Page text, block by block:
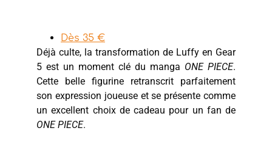
Dès 35 €
Déjà culte, la transformation de Luffy en Gear
5 est un moment clé du manga ONE PIECE.
Cette belle figurine retranscrit parfaitement
son expression joueuse et se présente comme
un excellent choix de cadeau pour un fan de
ONE PIECE.